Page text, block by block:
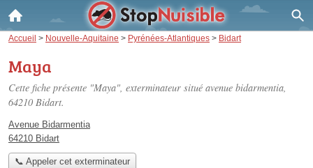
Accueil > Nouvelle-Aquitaine > Pyrénées-Atlantiques > Bidart
Maya
Cette fiche présente "Maya", exterminateur situé avenue bidarmentia,
64210 Bidart.
Avenue Bidarmentia
64210 Bidart
📞 Appeler cet exterminateur